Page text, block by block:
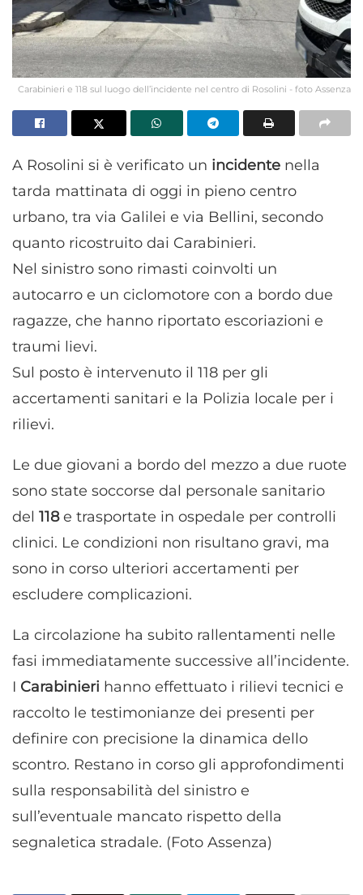
Carabinieri e 118 sul luogo dell’incidente nel centro di Rosolini - foto Assenza
A Rosolini si è verificato un incidente nella
tarda mattinata di oggi in pieno centro
urbano, tra via Galilei e via Bellini, secondo
quanto ricostruito dai Carabinieri.
Nel sinistro sono rimasti coinvolti un
autocarro e un ciclomotore con a bordo due
ragazze, che hanno riportato escoriazioni e
traumi lievi.
Sul posto è intervenuto il 118 per gli
accertamenti sanitari e la Polizia locale per i
rilievi.
Le due giovani a bordo del mezzo a due ruote
sono state soccorse dal personale sanitario
del 118e trasportate in ospedale per controlli
clinici. Le condizioni non risultano gravi, ma
sono in corso ulteriori accertamenti per
escludere complicazioni.
La circolazione ha subito rallentamenti nelle
fasi immediatamente successive all’incidente.
I Carabinieri hanno effettuato i rilievi tecnici e
raccolto le testimonianze dei presenti per
definire con precisione la dinamica dello
scontro. Restano in corso gli approfondimenti
sulla responsabilità del sinistro e
sull’eventuale mancato rispetto della
segnaletica stradale. (Foto Assenza)